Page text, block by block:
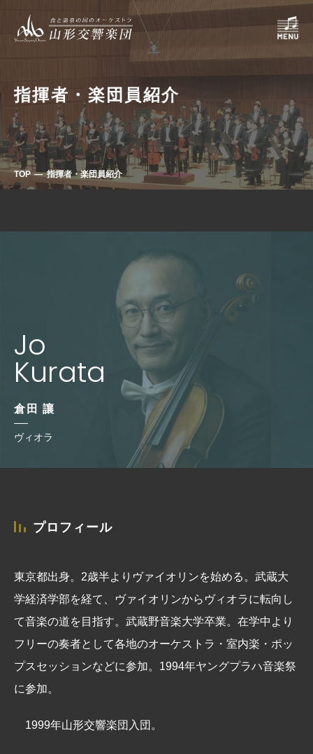
指揮者・楽団員紹介
TOP 指揮者・楽団員紹介
Jo
Kurata
倉田 讓
ヴィオラ
プロフィール
東京都出身。2歳半よりヴァイオリンを始める。武蔵大
学経済学部を経て、ヴァイオリンからヴィオラに転向し
て音楽の道を目指す。武蔵野音楽大学卒業。在学中より
フリーの奏者として各地のオーケストラ・室内楽・ポッ
プスセッションなどに参加。1994年ヤングプラハ音楽祭
に参加。
1999年山形交響楽団入団。